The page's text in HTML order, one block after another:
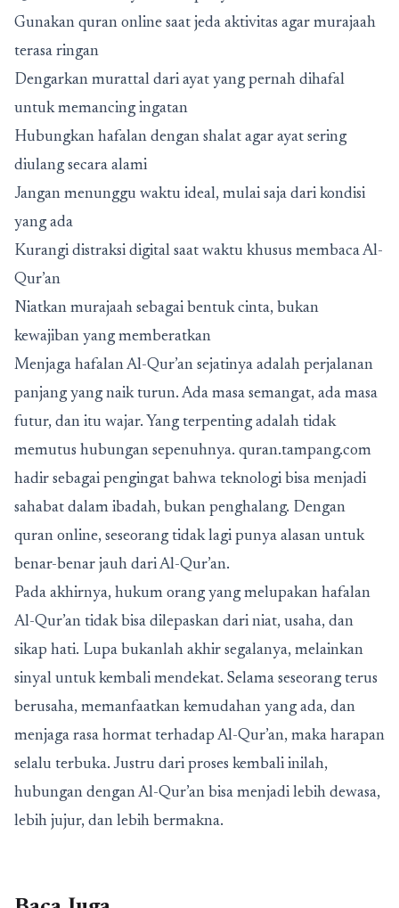
Gunakan quran online saat jeda aktivitas agar murajaah
terasa ringan
Dengarkan murattal dari ayat yang pernah dihafal
untuk memancing ingatan
Hubungkan hafalan dengan shalat agar ayat sering
diulang secara alami
Jangan menunggu waktu ideal, mulai saja dari kondisi
yang ada
Kurangi distraksi digital saat waktu khusus membaca Al-
Qur’an
Niatkan murajaah sebagai bentuk cinta, bukan
kewajiban yang memberatkan
Menjaga hafalan Al-Qur’an sejatinya adalah perjalanan
panjang yang naik turun. Ada masa semangat, ada masa
futur, dan itu wajar. Yang terpenting adalah tidak
memutus hubungan sepenuhnya. quran.tampang.com
hadir sebagai pengingat bahwa teknologi bisa menjadi
sahabat dalam ibadah, bukan penghalang. Dengan
quran online, seseorang tidak lagi punya alasan untuk
benar-benar jauh dari Al-Qur’an.
Pada akhirnya, hukum orang yang melupakan hafalan
Al-Qur’an tidak bisa dilepaskan dari niat, usaha, dan
sikap hati. Lupa bukanlah akhir segalanya, melainkan
sinyal untuk kembali mendekat. Selama seseorang terus
berusaha, memanfaatkan kemudahan yang ada, dan
menjaga rasa hormat terhadap Al-Qur’an, maka harapan
selalu terbuka. Justru dari proses kembali inilah,
hubungan dengan Al-Qur’an bisa menjadi lebih dewasa,
lebih jujur, dan lebih bermakna.